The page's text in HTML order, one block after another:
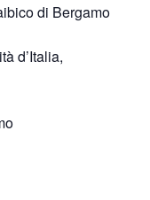
di Bergamo
d’Italia,